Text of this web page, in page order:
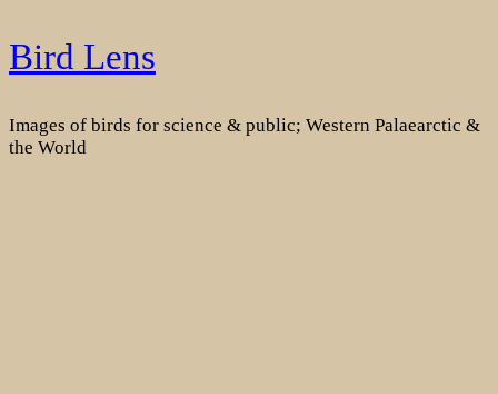
Skip
to
Bird Lens
Images of birds for science & public; Western Palaearctic &
the World